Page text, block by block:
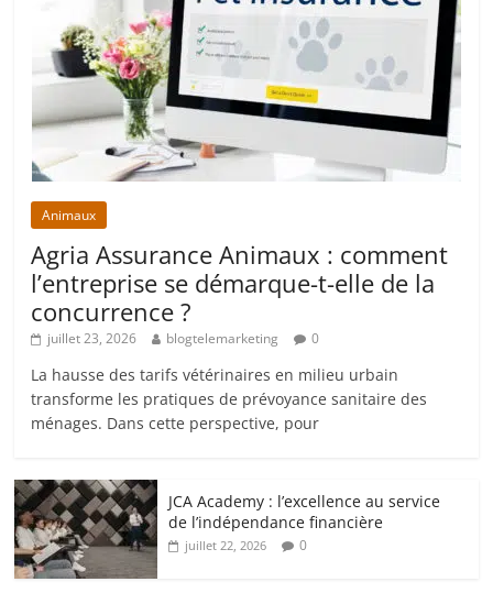
Animaux
Agria Assurance Animaux : comment
l’entreprise se démarque-t-elle de la
concurrence ?
juillet 23, 2026 blogtelemarketing 0
La hausse des tarifs vétérinaires en milieu urbain
transforme les pratiques de prévoyance sanitaire des
ménages. Dans cette perspective, pour
JCA Academy : l’excellence au service
de l’indépendance financière
juillet 22, 2026 0